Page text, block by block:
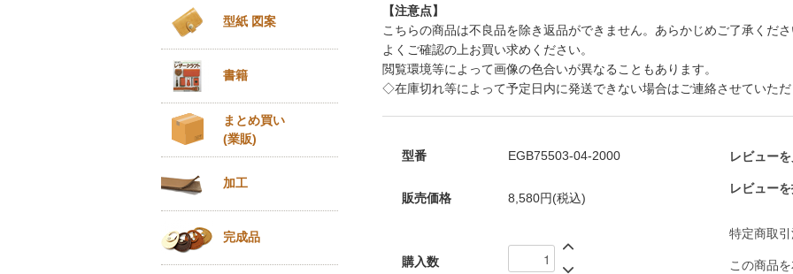
【注意点】
こちらの商品は不良品を除き返品ができません。あらかじめご了承くだ
よくご確認の上お買い求めください。
閲覧環境等によって画像の色合いが異なることもあります。
◇在庫切れ等によって予定日内に発送できない場合はご連絡させていた
型番 EGB75503-04-2000
販売価格 8,580円(税込)
購入数
レビュー
レビュー
特定商取
この商品
型紙 図案
書籍
まとめ買い
(業販)
加工
完成品